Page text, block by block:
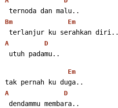
ternoda dan malu..
Bm Em
terlanjur ku serahkan diri..
A D
utuh padamu..
Em
tak pernah ku duga..
A D
dendammu membara..